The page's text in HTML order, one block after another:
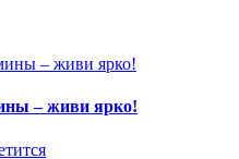
– живи ярко!